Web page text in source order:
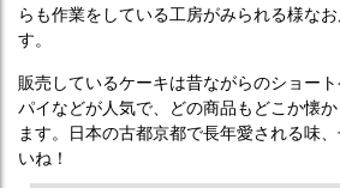
らも作業をしている工房がみられる様な
す。
販売しているケーキは昔ながらのショー
パイなどが人気で、どの商品もどこか懐
ます。日本の古都京都で長年愛される味
いね！